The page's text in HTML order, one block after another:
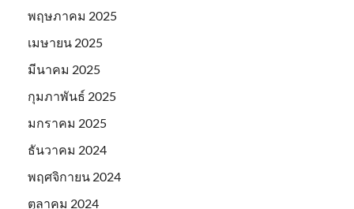
พฤษภาคม 2025
เมษายน 2025
มีนาคม 2025
กุมภาพันธ์ 2025
มกราคม 2025
ธันวาคม 2024
พฤศจิกายน 2024
ตุลาคม 2024